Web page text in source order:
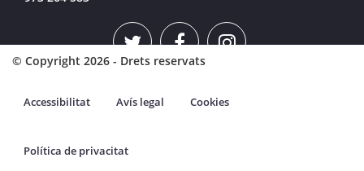
© Copyright 2026 - Drets reservats
Accessibilitat Avís legal Cookies
Política de privacitat